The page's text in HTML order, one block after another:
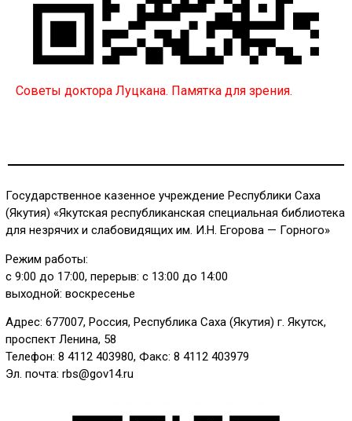
Советы доктора Луцкана. Памятка для зрения.
Государственное казенное учреждение Республики Саха
(Якутия) «Якутская республиканская специальная библиотека
для незрячих и слабовидящих им. И.Н. Егорова — Горного»
Режим работы:
с 9:00 до 17:00, перерыв: с 13:00 до 14:00
выходной: воскресенье
Адрес: 677007, Россия, Республика Саха (Якутия) г. Якутск,
проспект Ленина, 58
Телефон: 8 4112 403980, Факс: 8 4112 403979
Эл. почта: rbs@gov14.ru